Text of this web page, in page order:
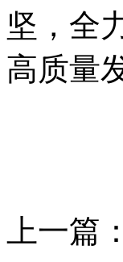
坚，全
高质量
上一篇：